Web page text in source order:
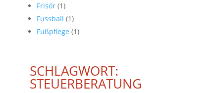
Frisör (1)
Fussball (1)
Fußpflege (1)
SCHLAGWORT:
STEUERBERATUNG